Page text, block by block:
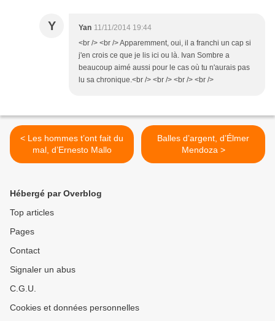
Y Yan 11/11/2014 19:44
<br /> <br /> Apparemment, oui, il a franchi un cap si
j'en crois ce que je lis ici ou là. Ivan Sombre a
beaucoup aimé aussi pour le cas où tu n'aurais pas
lu sa chronique.<br /> <br /> <br /> <br />
< Les hommes t’ont fait du
mal, d’Ernesto Mallo
Balles d’argent, d’Élmer
Mendoza >
Hébergé par Overblog
Top articles
Pages
Contact
Signaler un abus
C.G.U.
Cookies et données personnelles